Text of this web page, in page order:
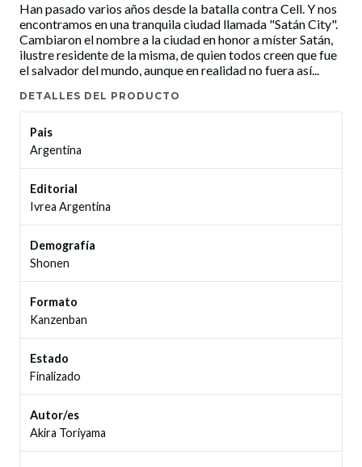
Han pasado varios años desde la batalla contra Cell. Y nos
encontramos en una tranquila ciudad llamada "Satán City".
Cambiaron el nombre a la ciudad en honor a míster Satán,
ilustre residente de la misma, de quien todos creen que fue
el salvador del mundo, aunque en realidad no fuera así...
DETALLES DEL PRODUCTO
Pais
Argentina
Editorial
Ivrea Argentina
Demografía
Shonen
Formato
Kanzenban
Estado
Finalizado
Autor/es
Akira Toriyama